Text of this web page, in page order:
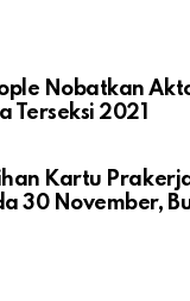
Nobatkan
Terseksi 2021
Kartu
30 November,